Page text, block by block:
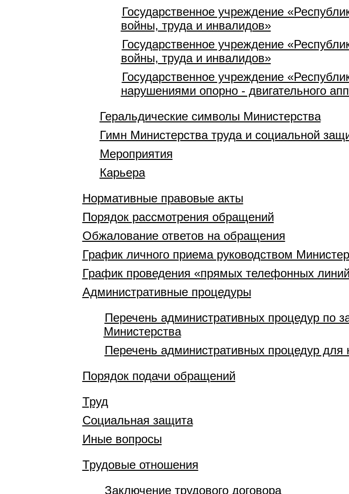
Государственное учреждение
войны, труда и инвалидов»
Государственное учреждение
войны, труда и инвалидов»
Государственное учреждение
нарушениями опорно - двигательного
Геральдические символы Министерства
Гимн Министерства труда и социальной
Мероприятия
Карьера
Нормативные правовые акты
Порядок рассмотрения обращений
Обжалование ответов на обращения
График личного приема руководством
График проведения «прямых телефонных
Административные процедуры
Перечень административных процедур по
Министерства
Перечень административных процедур
Порядок подачи обращений
Труд
Социальная защита
Иные вопросы
Трудовые отношения
Заключение трудового договора